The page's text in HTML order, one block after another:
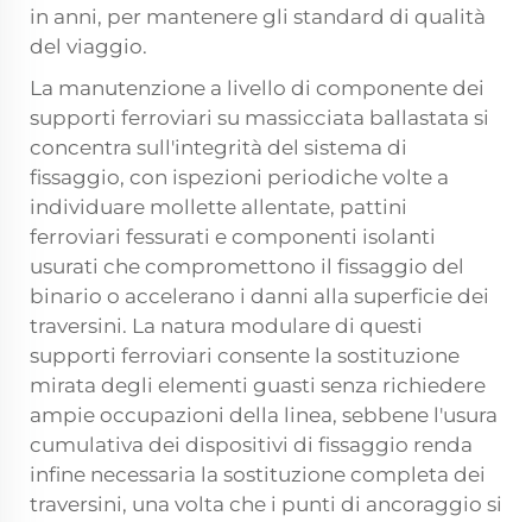
in anni, per mantenere gli standard di qualità
del viaggio.
La manutenzione a livello di componente dei
supporti ferroviari su massicciata ballastata si
concentra sull'integrità del sistema di
fissaggio, con ispezioni periodiche volte a
individuare mollette allentate, pattini
ferroviari fessurati e componenti isolanti
usurati che compromettono il fissaggio del
binario o accelerano i danni alla superficie dei
traversini. La natura modulare di questi
supporti ferroviari consente la sostituzione
mirata degli elementi guasti senza richiedere
ampie occupazioni della linea, sebbene l'usura
cumulativa dei dispositivi di fissaggio renda
infine necessaria la sostituzione completa dei
traversini, una volta che i punti di ancoraggio si